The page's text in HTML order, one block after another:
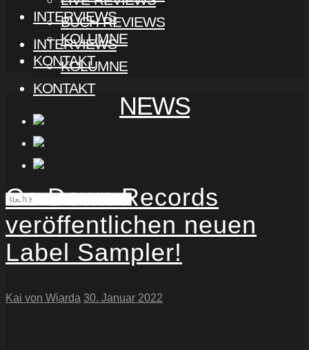
BUCH-REVIEWS
INTERVIEWS
KOLUMNE
KONTAKT
INTERVIEWS
KOLUMNE
KONTAKT
NEWS
Go Down Records
veröffentlichen neuen
Label Sampler!
Kai von Wiarda 30. Januar 2022